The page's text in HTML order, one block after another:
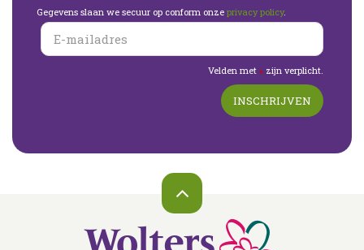
Gegevens slaan we secuur op conform onze privacy policy.
Velden met * zijn verplicht.